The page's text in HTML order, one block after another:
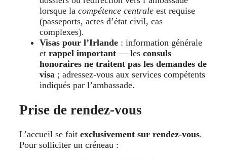
lorsque la compétence centrale est requise
(passeports, actes d’état civil, cas
complexes).
Visas pour l’Irlande : information générale
et rappel important — les consuls
honoraires ne traitent pas les demandes de
visa ; adressez-vous aux services compétents
indiqués par l’ambassade.
Prise de rendez-vous
L’accueil se fait exclusivement sur rendez-vous.
Pour solliciter un créneau :